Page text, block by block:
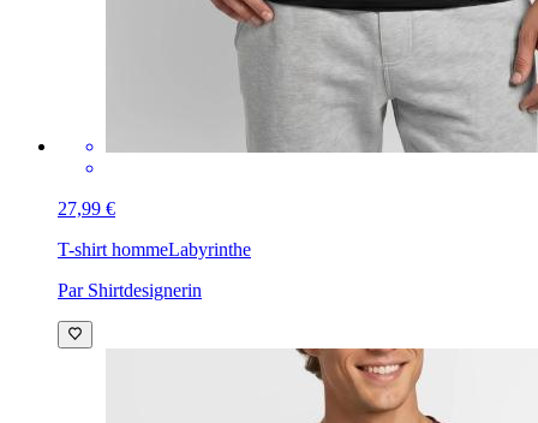
27,99 €
T-shirt hommeLabyrinthe
Par Shirtdesignerin